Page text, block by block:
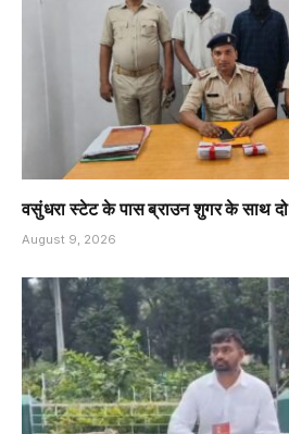
वसुंधरा स्टेट के पास ब्राउन शुगर के साथ दो
August 9, 2026